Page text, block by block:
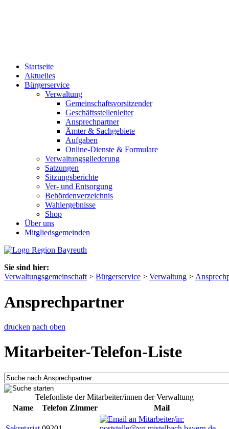
Startseite
Aktuelles
Bürgerservice
Verwaltung
Gemeinschaftsvorsitzender
Geschäftsstellenleiter
Ansprechpartner
Ämter & Sachgebiete
Aufgaben
Online-Dienste & Formulare
Verwaltungsgliederung
Satzungen
Sitzungsberichte
Ver- und Entsorgung
Behördenverzeichnis
Wahlergebnisse
Shop
Über uns
Mitgliedsgemeinden
Sie sind hier:
Verwaltungsgemeinschaft > Bürgerservice > Verwaltung >
Ansprechpartner
drucken nach oben
Mitarbeiter-Telefon-Liste
Telefonliste der Mitarbeiter/innen der Verwaltung
Name
Telefon Zimmer Mail